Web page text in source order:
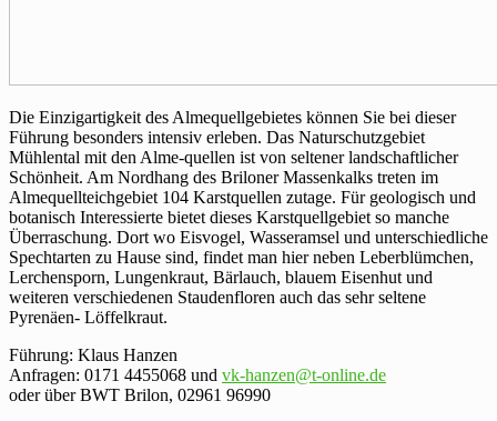
Die Einzigartigkeit des Almequellgebietes können Sie bei dieser
Führung besonders intensiv erleben. Das Naturschutzgebiet
Mühlental mit den Alme-quellen ist von seltener landschaftlicher
Schönheit. Am Nordhang des Briloner Massenkalks treten im
Almequellteichgebiet 104 Karstquellen zutage. Für geologisch und
botanisch Interessierte bietet dieses Karstquellgebiet so manche
Überraschung. Dort wo Eisvogel, Wasseramsel und unterschiedliche
Spechtarten zu Hause sind, findet man hier neben Leberblümchen,
Lerchensporn, Lungenkraut, Bärlauch, blauem Eisenhut und
weiteren verschiedenen Staudenfloren auch das sehr seltene
Pyrenäen- Löffelkraut.
Führung: Klaus Hanzen
Anfragen: 0171 4455068 und vk-hanzen@t-online.de
oder über BWT Brilon, 02961 96990